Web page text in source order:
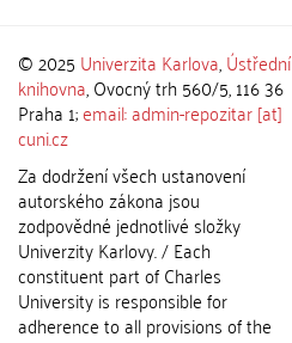
© 2025 Univerzita Karlova,Ústřední
knihovna, Ovocný trh 560/5, 116 36
Praha 1;email: admin-repozitar [at]
cuni.cz
Za dodržení všech ustanovení
autorského zákona jsou
zodpovědné jednotlivé složky
Univerzity Karlovy. / Each
constituent part of Charles
University is responsible for
adherence to all provisions of the